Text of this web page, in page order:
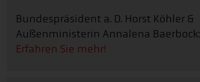
Bundespräsident a. D. Horst Köhler &
Außenministerin Annalena Baerbock:
Erfahren Sie mehr!